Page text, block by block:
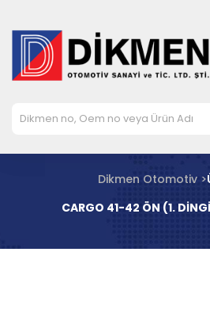
Dikmen Otomotiv >
CARGO 41-42 ÖN (1.